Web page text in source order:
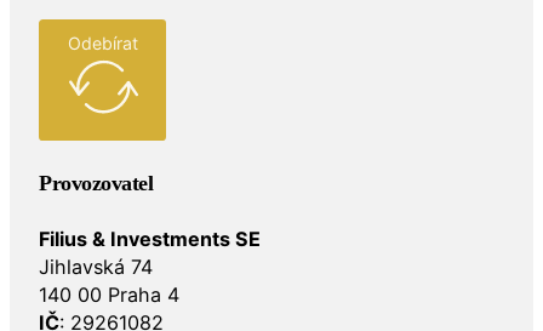
Odebírat
Provozovatel
Filius & Investments SE
Jihlavská 74
140 00 Praha 4
IČ: 29261082